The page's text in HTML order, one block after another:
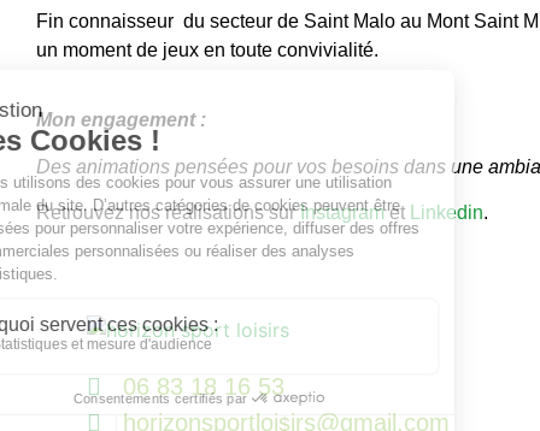
Fin connaisseur du secteur de Saint Malo au Mont Saint
un moment de jeux en toute convivialité.
Mon engagement :
Des animations pensées pour vos besoins dans une
Retrouvez nos réalisations surInstagramet Linkedin.
06 83 18 16 53
horizonsportloisirs@gmail.com